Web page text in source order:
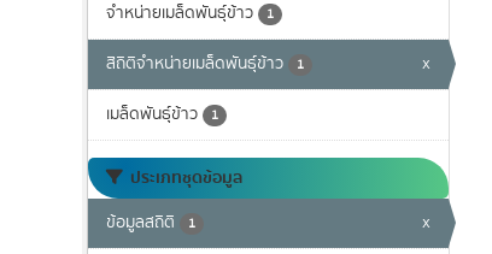
จำหน่ายเมล็ดพันธุ์ข้าว 1
สิถิติจำหน่ายเมล็ดพันธุ์ข้าว 1 x
เมล็ดพันธุ์ข้าว 1
ประเภทชุดข้อมูล
ข้อมูลสถิติ 1 x